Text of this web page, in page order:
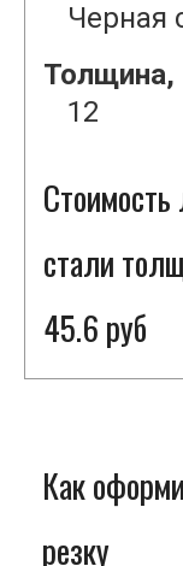
Черная
12
Стоимость
стали
45.6 руб
Как
резку